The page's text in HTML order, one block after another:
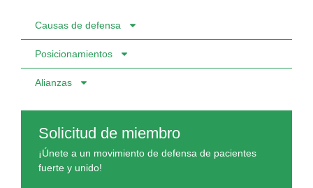
Causas de defensa
Posicionamientos
Alianzas
Solicitud de miembro
¡Únete a un movimiento de defensa de pacientes
fuerte y unido!